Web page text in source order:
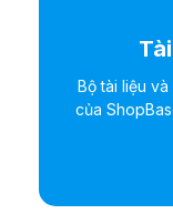
Bộ tài liệu
của